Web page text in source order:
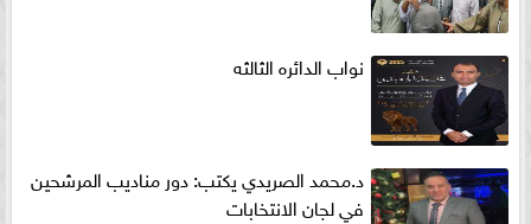
نواب الدائره الثالثه
د.محمد الصريدي يكتب: دور مناديب المرشحين
في لجان الانتخابات